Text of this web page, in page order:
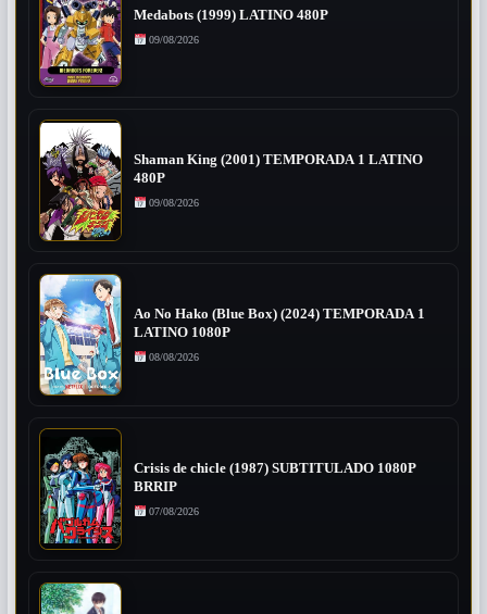
Medabots (1999) LATINO 480P
09/08/2026
Shaman King (2001) TEMPORADA 1 LATINO
480P
09/08/2026
Ao No Hako (Blue Box) (2024) TEMPORADA 1
LATINO 1080P
08/08/2026
Crisis de chicle (1987) SUBTITULADO 1080P
BRRIP
07/08/2026